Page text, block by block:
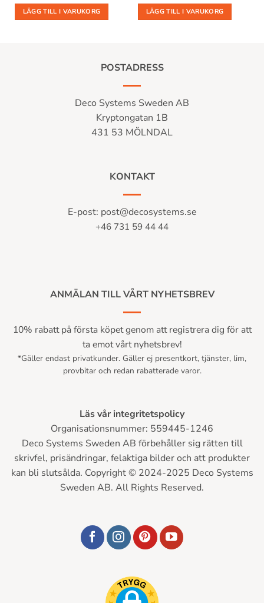
LÄGG TILL I VARUKORG LÄGG TILL I VARUKORG
POSTADRESS
Deco Systems Sweden AB
Kryptongatan 1B
431 53 MÖLNDAL
KONTAKT
E-post: post@decosystems.se
+46 731 59 44 44
ANMÄLAN TILL VÅRT NYHETSBREV
10% rabatt på första köpet genom att registrera dig för att
ta emot vårt nyhetsbrev!
*Gäller endast privatkunder. Gäller ej presentkort, tjänster, lim,
provbitar och redan rabatterade varor.
Läs vår integritetspolicy
Organisationsnummer: 559445-1246
Deco Systems Sweden AB förbehåller sig rätten till
skrivfel, prisändringar, felaktiga bilder och att produkter
kan bli slutsålda. Copyright © 2024-2025 Deco Systems
Sweden AB. All Rights Reserved.